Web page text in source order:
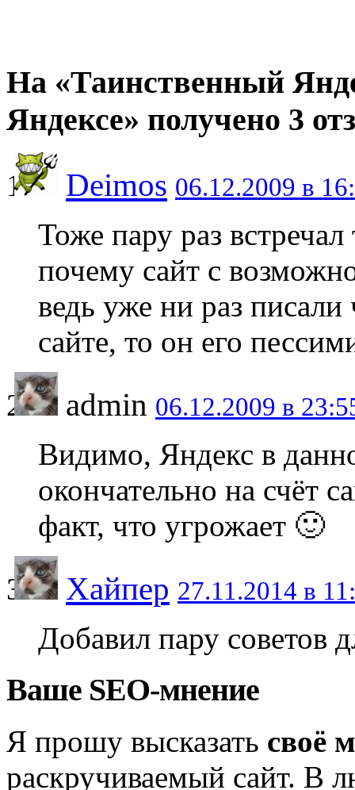
На «Таинственный
Яндексе» получено 3
Deimos 06.12.2009 в
Тоже пару раз
почему сайт с
ведь уже ни раз
сайте, то он его
admin 06.12.2009 в
Видимо, Яндекс в
окончательно на счёт
факт, что угрожает 🙂
Хайпер 27.11.2014 в
Добавил пару советов
Ваше SEO-мнение
Я прошу высказать своё
раскручиваемый сайт. В